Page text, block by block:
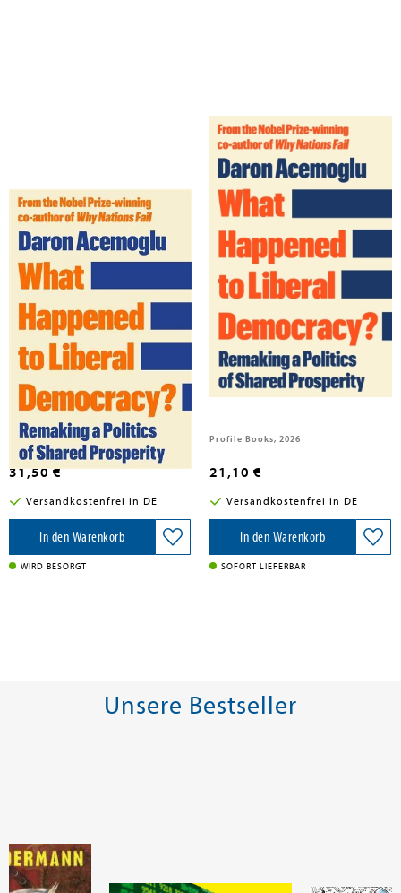
Acemoglu, Daron
What Happened to Liberal
Democracy?
Profile Books, 2026
31,50 €
Versandkostenfrei in DE
In den Warenkorb
WIRD BESORGT
Acemoglu, Daron
What Happened to Liberal
Democracy?
Profile Books, 2026
21,10 €
Versandkostenfrei in DE
In den Warenkorb
SOFORT LIEFERBAR
Unsere Bestseller